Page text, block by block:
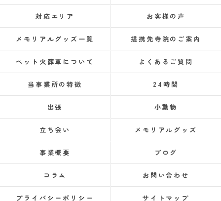
対応エリア お客様の声
メモリアルグッズ一覧 提携先寺院のご案内
ペット火葬車について よくあるご質問
当事業所の特徴 24時間
出張 小動物
立ち会い メモリアルグッズ
事業概要 ブログ
コラム お問い合わせ
プライバシーポリシー サイトマップ